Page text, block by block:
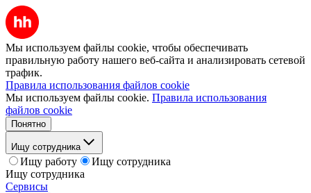
Мы используем файлы cookie, чтобы обеспечивать
правильную работу нашего веб-сайта и анализировать сетевой
трафик.
Правила использования файлов cookie
Мы используем файлы cookie. Правила использования
файлов cookie
Понятно
Ищу сотрудника
Ищу работу
Ищу сотрудника
Ищу сотрудника
Сервисы